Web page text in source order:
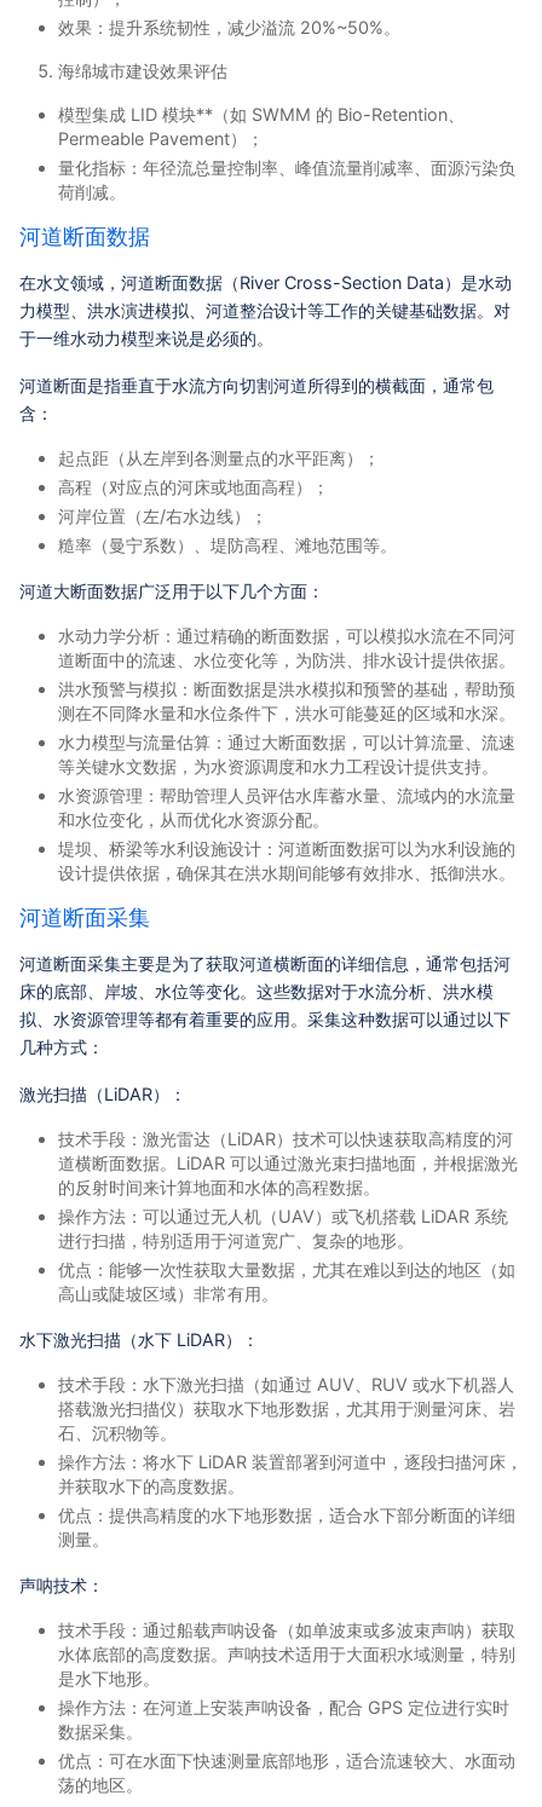
效果：提升系统韧性，减少溢流 20%~50%。
海绵城市建设效果评估
模型集成 LID 模块**（如 SWMM 的 Bio-Retention、
Permeable Pavement）；
量化指标：年径流总量控制率、峰值流量削减率、面源污染负
荷削减。
河道断面数据
在水文领域，河道断面数据（River Cross-Section Data）是水动
力模型、洪水演进模拟、河道整治设计等工作的关键基础数据。对
于一维水动力模型来说是必须的。
河道断面是指垂直于水流方向切割河道所得到的横截面，通常包
含：
起点距（从左岸到各测量点的水平距离）；
高程（对应点的河床或地面高程）；
河岸位置（左/右水边线）；
糙率（曼宁系数）、堤防高程、滩地范围等。
河道大断面数据广泛用于以下几个方面：
水动力学分析：通过精确的断面数据，可以模拟水流在不同河
道断面中的流速、水位变化等，为防洪、排水设计提供依据。
洪水预警与模拟：断面数据是洪水模拟和预警的基础，帮助预
测在不同降水量和水位条件下，洪水可能蔓延的区域和水深。
水力模型与流量估算：通过大断面数据，可以计算流量、流速
等关键水文数据，为水资源调度和水力工程设计提供支持。
水资源管理：帮助管理人员评估水库蓄水量、流域内的水流量
和水位变化，从而优化水资源分配。
堤坝、桥梁等水利设施设计：河道断面数据可以为水利设施的
设计提供依据，确保其在洪水期间能够有效排水、抵御洪水。
河道断面采集
河道断面采集主要是为了获取河道横断面的详细信息，通常包括河
床的底部、岸坡、水位等变化。这些数据对于水流分析、洪水模
拟、水资源管理等都有着重要的应用。采集这种数据可以通过以下
几种方式：
激光扫描（LiDAR）：
技术手段：激光雷达（LiDAR）技术可以快速获取高精度的河
道横断面数据。LiDAR 可以通过激光束扫描地面，并根据激光
的反射时间来计算地面和水体的高程数据。
操作方法：可以通过无人机（UAV）或飞机搭载 LiDAR 系统
进行扫描，特别适用于河道宽广、复杂的地形。
优点：能够一次性获取大量数据，尤其在难以到达的地区（如
高山或陡坡区域）非常有用。
水下激光扫描（水下 LiDAR）：
技术手段：水下激光扫描（如通过 AUV、RUV 或水下机器人
搭载激光扫描仪）获取水下地形数据，尤其用于测量河床、岩
石、沉积物等。
操作方法：将水下 LiDAR 装置部署到河道中，逐段扫描河床，
并获取水下的高度数据。
优点：提供高精度的水下地形数据，适合水下部分断面的详细
测量。
声呐技术：
技术手段：通过船载声呐设备（如单波束或多波束声呐）获取
水体底部的高度数据。声呐技术适用于大面积水域测量，特别
是水下地形。
操作方法：在河道上安装声呐设备，配合 GPS 定位进行实时
数据采集。
优点：可在水面下快速测量底部地形，适合流速较大、水面动
荡的地区。